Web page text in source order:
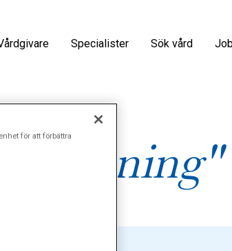
Specialister Sök vård
för att förbättra